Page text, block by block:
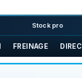
Stock pro
FREINAGE